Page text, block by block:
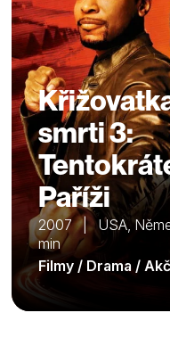
smrti 3:
Paříži
2007 | USA,
min
Filmy / Drama /